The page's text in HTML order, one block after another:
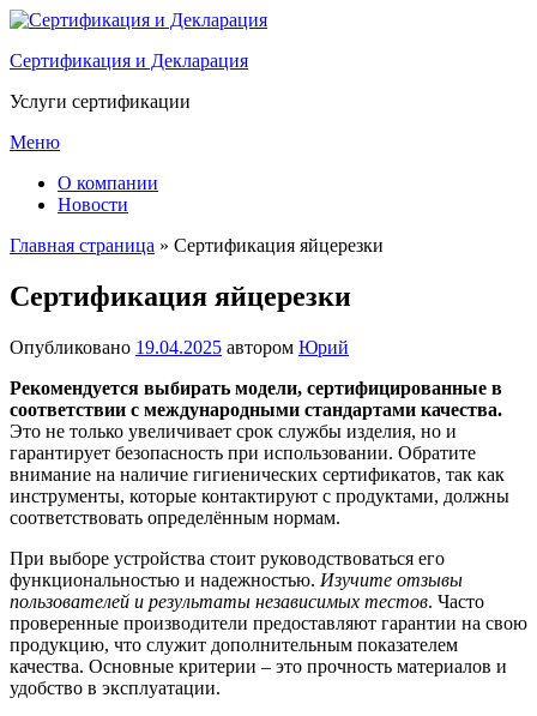
Перейти
содержимому
Сертификация и Декларация
Услуги сертификации
Меню
О компании
Новости
Главная страница » Сертификация яйцерезки
Сертификация яйцерезки
Опубликовано 19.04.2025 автором Юрий
Рекомендуется выбирать модели, сертифицированные в
соответствии с международными стандартами качества.
Это не только увеличивает срок службы изделия, но и
гарантирует безопасность при использовании. Обратите
внимание на наличие гигиенических сертификатов, так как
инструменты, которые контактируют с продуктами, должны
соответствовать определённым нормам.
При выборе устройства стоит руководствоваться его
функциональностью и надежностью. Изучите отзывы
пользователей и результаты независимых тестов. Часто
проверенные производители предоставляют гарантии на свою
продукцию, что служит дополнительным показателем
качества. Основные критерии – это прочность материалов и
удобство в эксплуатации.